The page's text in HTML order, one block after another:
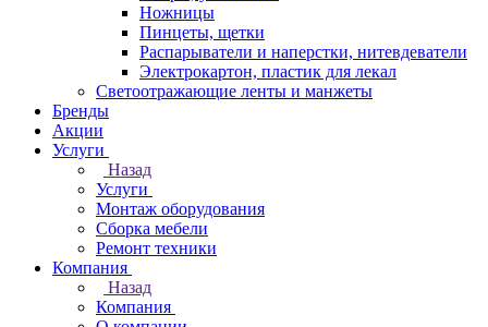
Ножницы
Пинцеты, щетки
Распарыватели и наперстки, нитевдеватели
Электрокартон, пластик для лекал
Светоотражающие ленты и манжеты
Бренды
Акции
Услуги
Назад
Услуги
Монтаж оборудования
Сборка мебели
Ремонт техники
Компания
Назад
Компания